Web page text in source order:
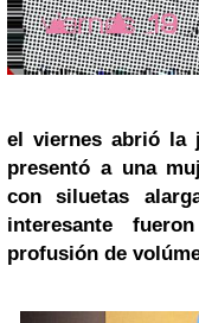
el viernes abrió la
presentó a una
con siluetas
interesante
profusión de